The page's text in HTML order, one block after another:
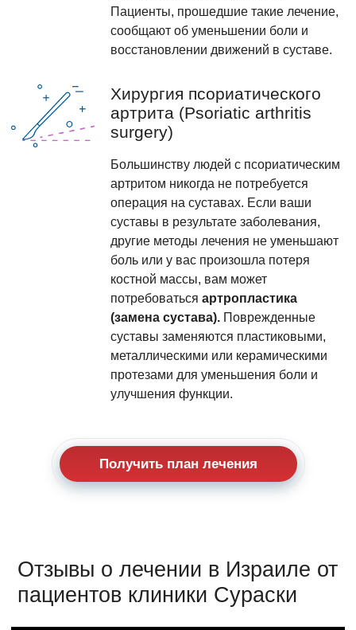
Пациенты, прошедшие такие лечение,
сообщают об уменьшении боли и
восстановлении движений в суставе.
Хирургия псориатического
артрита (Psoriatic arthritis
surgery)
Большинству людей с псориатическим
артритом никогда не потребуется
операция на суставах. Если ваши
суставы в результате заболевания,
другие методы лечения не уменьшают
боль или у вас произошла потеря
костной массы, вам может
потребоватьсяартропластика
(замена сустава). Поврежденные
суставы заменяются пластиковыми,
металлическими или керамическими
протезами для уменьшения боли и
улучшения функции.
Получить план лечения
Отзывы о лечении в Израиле от
пациентов клиники Сураски